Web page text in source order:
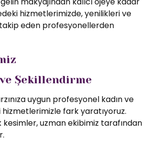
hizmetlerimizde, yenilikleri ve
eden profesyonellerden
Şekillendirme
uygun profesyonel kadın ve
fark yaratıyoruz.
kesimler, uzman ekibimiz tarafından